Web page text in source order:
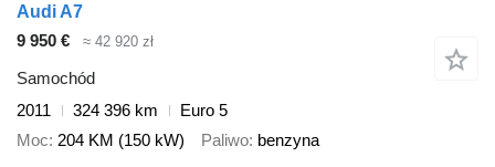
Audi A7
9 950 €
≈ 42 920 zł
Samochód
2011
324 396 km
Euro 5
Moc 204 KM (150 kW) Paliwo benzyna